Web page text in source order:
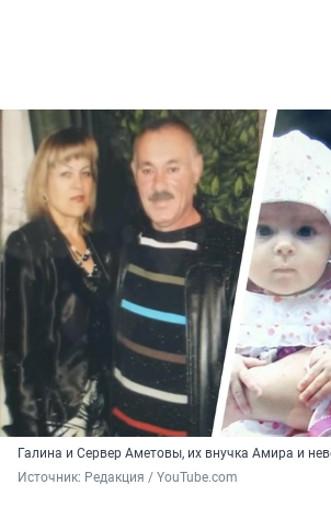
Галина и Сервер Аметовы, их внучка Амира и
Источник: Редакция / YouTube.com